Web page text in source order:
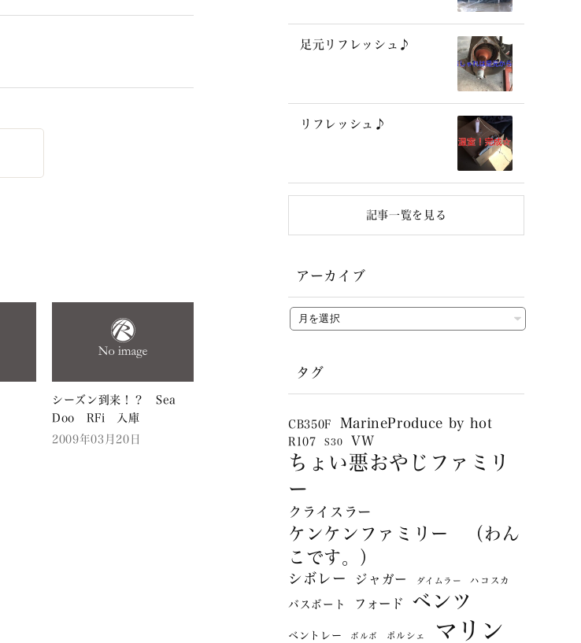
シーズン到来！？ Sea
Doo RFi 入庫
2009年03月20日
足元リフレッシュ♪
リフレッシュ♪
記事一覧を見る
アーカイブ
タグ
CB350F MarineProduce by hot
R107 S30 VW
ちょい悪おやじファミリ
ー
クライスラー
ケンケンファミリー （わん
こです。）
シボレー ジャガー ダイムラー ハコスカ
バスボート フォード ベンツ
ベントレー ボルボ ポルシェ マリン